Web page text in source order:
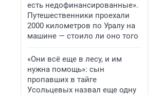
есть недофинансированные».
Путешественники проехали
2000 километров по Уралу на
машине — стоило ли оно того
«Они всё еще в лесу, и им
нужна помощь»: сын
пропавших в тайге
Усольцевых назвал еще одну